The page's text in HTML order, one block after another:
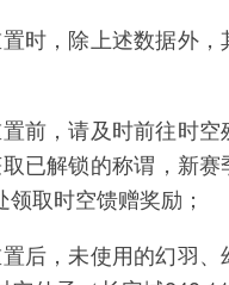
，除上述数据外，
，请及时前往时空
已解锁的称谓，新
取时空馈赠奖励；
，未使用的幻羽、